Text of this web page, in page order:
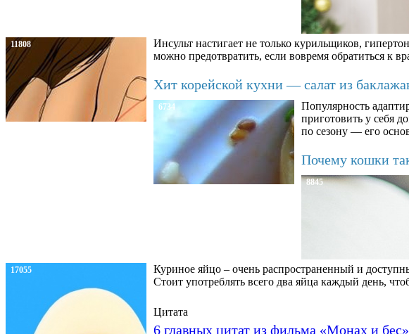
11808
Инсульт настигает не только курильщиков,
можно предотвратить, если вовремя обратиться к
Хит корейской кухни — салат из
6734
Популярность
приготовить у себя
по сезону — его
Почему кошки
8845
17055
Куриное яйцо – очень распространенный и
Стоит употреблять всего два яйца каждый день,
Цитата
6 главных цитат из фильма «Монах и бес»